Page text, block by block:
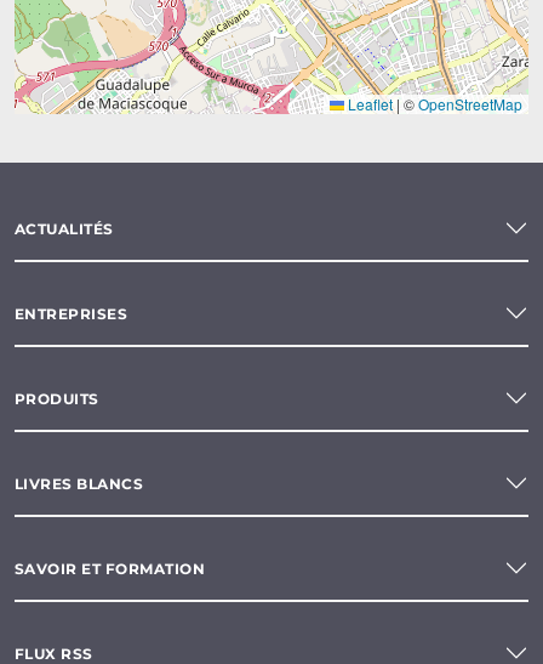
Leaflet | ©OpenStreetMap
ACTUALITÉS
ENTREPRISES
PRODUITS
LIVRES BLANCS
SAVOIR ET FORMATION
FLUX RSS